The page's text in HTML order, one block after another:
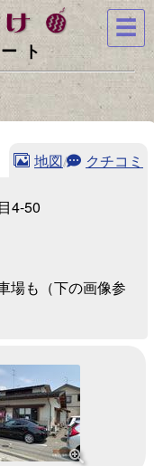
ト
地図/ クチコミ
4-50
場も（下の画像参
☰